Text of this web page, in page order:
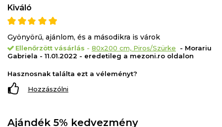
Kiváló
Gyönyörű, ajánlom, és a másodikra is várok
Ellenőrzött vásárlás - 80x200 cm, Piros/Szürke
- Morariu
Gabriela - 11.01.2022 - eredetileg a mezoni.ro oldalon
Hasznosnak találta ezt a véleményt?
Hozzászólni
Ajándék 5% kedvezmény